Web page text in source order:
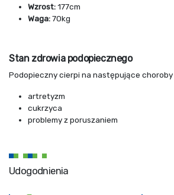
Wzrost:177cm
Waga:70kg
Stan zdrowia podopiecznego
Podopieczny cierpi na następujące choroby
artretyzm
cukrzyca
problemy z poruszaniem
Udogodnienia